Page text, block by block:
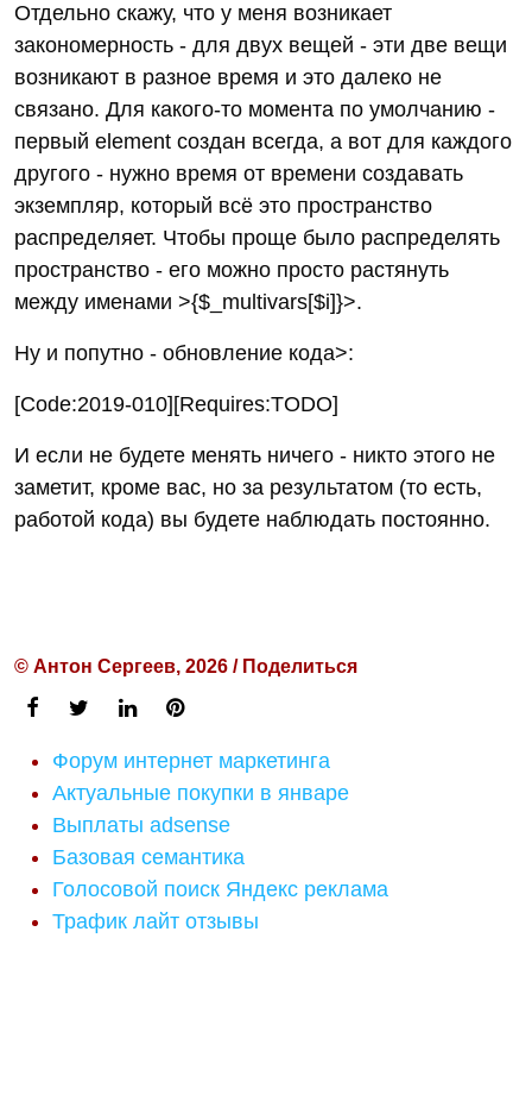
Отдельно скажу, что у меня возникает
закономерность - для двух вещей - эти две вещи
возникают в разное время и это далеко не
связано. Для какого-то момента по умолчанию -
первый element создан всегда, а вот для каждого
другого - нужно время от времени создавать
экземпляр, который всё это пространство
распределяет. Чтобы проще было распределять
пространство - его можно просто растянуть
между именами >{$_multivars[$i]}>.
Ну и попутно - обновление кода>:
[Code:2019-010][Requires:TODO]
И если не будете менять ничего - никто этого не
заметит, кроме вас, но за результатом (то есть,
работой кода) вы будете наблюдать постоянно.
© Антон Сергеев, 2026 / Поделиться
Форум интернет маркетинга
Актуальные покупки в январе
Выплаты adsense
Базовая семантика
Голосовой поиск Яндекс реклама
Трафик лайт отзывы